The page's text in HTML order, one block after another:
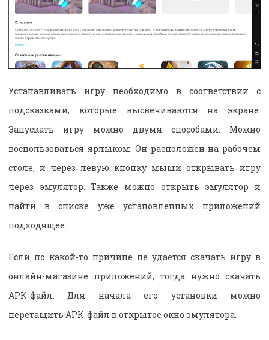
Устанавливать игру необходимо в соответствии с
подсказками, которые высвечиваются на экране.
Запускать игру можно двумя способами. Можно
воспользоваться ярлыком. Он расположен на рабочем
столе, и через левую кнопку мыши открывать игру
через эмулятор. Также можно открыть эмулятор и
найти в списке уже установленных приложений
подходящее.
Если по какой-то причине не удается скачать игру в
онлайн-магазине приложений, тогда нужно скачать
АРК-файл. Для начала его установки можно
перетащить АРК-файл в открытое окно эмулятора.